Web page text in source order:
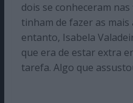
dois se conheceram
tinham de fazer as
entanto, Isabela
que era de estar extra
tarefa. Algo que